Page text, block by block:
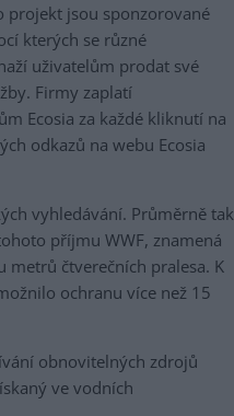
projekt jsou sponzorované
kterých se různé
uživatelům prodat své
Firmy zaplatí
Ecosia za každé kliknutí na
odkazů na webu Ecosia
vyhledávání. Průměrně tak
příjmu WWF, znamená
metrů čtverečních pralesa. K
ochranu více než 15
obnovitelných zdrojů
ve vodních